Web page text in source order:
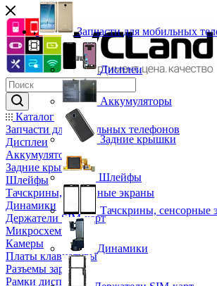
Каталог
Запчасти для мобильных телефонов
Дисплеи
Аккумуляторы
Задние крышки
Шлейфы
Тачскрины, сенсорные экраны
Динамики
Держатели SIM-карт
Микросхемы
Камеры
Платы клавиатуры
Разъемы зарядки
Рамки дисплея
Запчасти для мобильных
Дисплеи
Аккумуляторы
Задние крышки
Шлейфы
Тачскрины, сенсорные
Динамики